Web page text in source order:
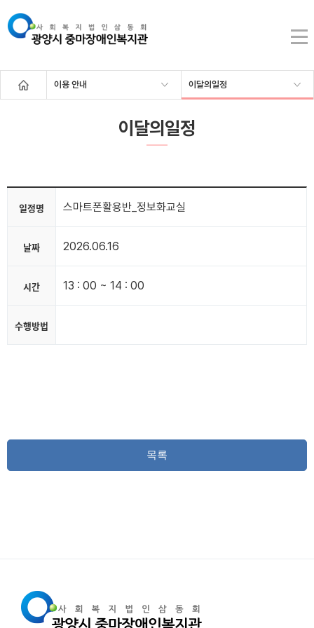
이용 안내 이달의일정
이달의일정
일정명 스마트폰활용반_정보화교실
날짜 2026.06.16
시간 13 : 00 ~ 14 : 00
수행방법
목록